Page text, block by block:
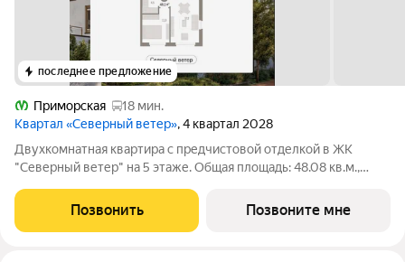
последнее предложение
Приморская
18 мин.
Квартал «Северный ветер», 4 квартал 2028
Двухкомнатная квартира с предчистовой отделкой в ЖК
"Северный ветер" на 5 этаже. Общая площадь: 48.08 кв.м.,
идеально подойдет любителям тишины и панорамных видов. В
квартире один
Позвонить Позвоните мне